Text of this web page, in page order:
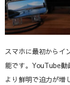
スマホに最初からイ
能です。YouTube動
より鮮明で迫力が増